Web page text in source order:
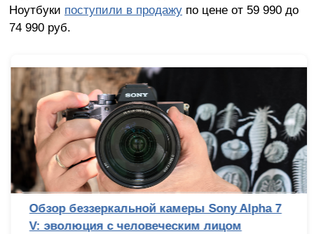
Ноутбуки поступили в продажупо цене от 59 990 до
74 990 руб.
Обзор беззеркальной камеры Sony Alpha 7
V: эволюция с человеческим лицом